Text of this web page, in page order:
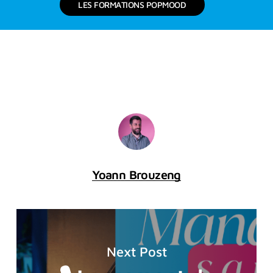
LES FORMATIONS POPMOOD
Yoann Brouzeng
Next Post